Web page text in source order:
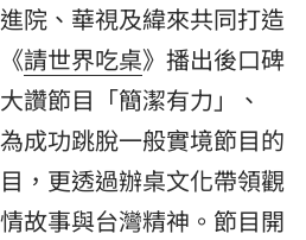
院、華視及緯來共同打造
請世界吃桌》播出後口碑
讚節目「簡潔有力」、
成功跳脫一般實境節目的
，更透過辦桌文化帶領觀
故事與台灣精神。節目開